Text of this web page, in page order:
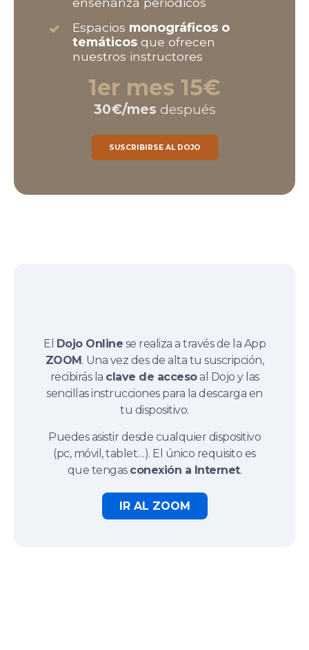
Espacios monográficos o
temáticos que ofrecen
nuestros instructores
1er mes 15€
30€/mes después
SUSCRIBIRSE AL DOJO
El Dojo Online se realiza a través de la App
ZOOM . Una vez des de alta tu suscripción,
recibirás la clave de accesoal Dojo y las
sencillas instrucciones para la descarga en
tu dispositivo.
Puedes asistir desde cualquier dispositivo
(pc, móvil, tablet…). El único requisito es
que tengas conexión a Internet.
IR AL ZOOM